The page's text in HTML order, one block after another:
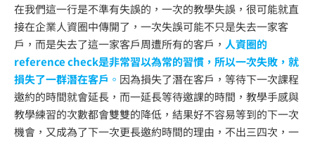
在我們這一行是不準有失誤的，一次的教學失誤，很可能就直
接在企業人資圈中傳開了，一次失誤可能不只是失去一家客
戶，而是失去了這一家客戶周遭所有的客戶， 人資圈的
reference check是非常習以為常的習慣，所以一次失敗，就
損失了一群潛在客戶 。 因為損失了潛在客戶，等待下一次課程
邀約的時間就會延長，而一延長等待邀課的時間，教學手感與
教學練習的次數都會雙雙的降低，結果好不容易等到的下一次
機會，又成為了下一次更長邀約時間的理由，不出三四次，一